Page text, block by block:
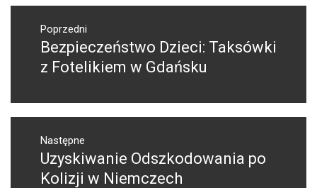
Nawigacja
wpisuPoprzedni
Poprzedni
wpis:
Bezpieczeństwo Dzieci: Taksówki
z Fotelikiem w Gdańsku
Następne
Następny
post:
Uzyskiwanie Odszkodowania po
Kolizji w Niemczech